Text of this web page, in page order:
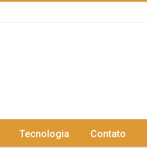
Tecnologia Contato